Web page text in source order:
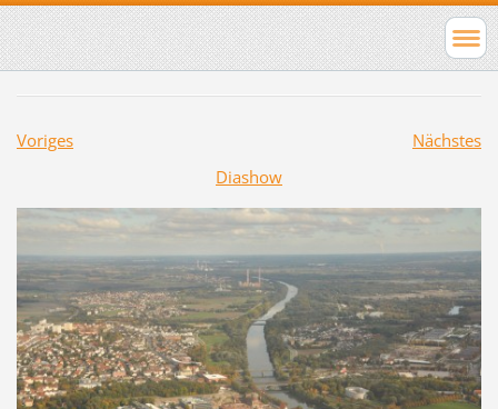
Voriges
Nächstes
Diashow